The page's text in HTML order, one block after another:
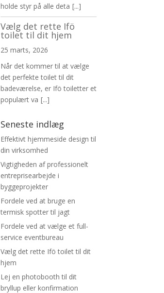
holde styr på alle deta [...]
Vælg det rette Ifö
toilet til dit hjem
25 marts, 2026
Når det kommer til at vælge
det perfekte toilet til dit
badeværelse, er Ifö toiletter et
populært va [...]
Seneste indlæg
Effektivt hjemmeside design til
din virksomhed
Vigtigheden af professionelt
entreprisearbejde i
byggeprojekter
Fordele ved at bruge en
termisk spotter til jagt
Fordele ved at vælge et full-
service eventbureau
Vælg det rette Ifö toilet til dit
hjem
Lej en photobooth til dit
bryllup eller konfirmation